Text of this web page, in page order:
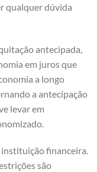
qualquer dúvida
antecipada,
em juros que
a longo
a antecipação
levar em
financeira.
são